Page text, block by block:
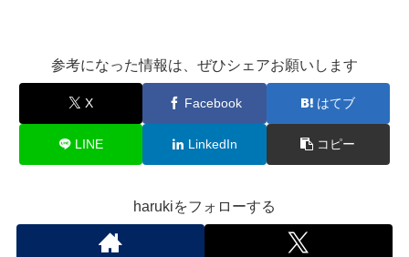
参考になった情報は、ぜひシェアお願いします
X Facebook はてブ
LINE LinkedIn コピー
harukiをフォローする